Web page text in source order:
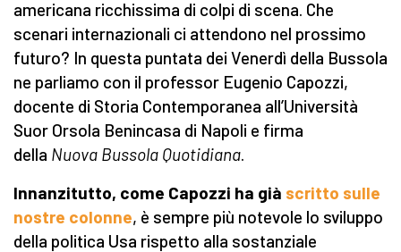
americana ricchissima di colpi di scena. Che
scenari internazionali ci attendono nel prossimo
futuro? In questa puntata dei Venerdì della Bussola
ne parliamo con il professor Eugenio Capozzi,
docente di Storia Contemporanea all’Università
Suor Orsola Benincasa di Napoli e firma
della Nuova Bussola Quotidiana.
Innanzitutto, come Capozzi ha già scritto sulle
nostre colonne, è sempre più notevole lo sviluppo
della politica Usa rispetto alla sostanziale